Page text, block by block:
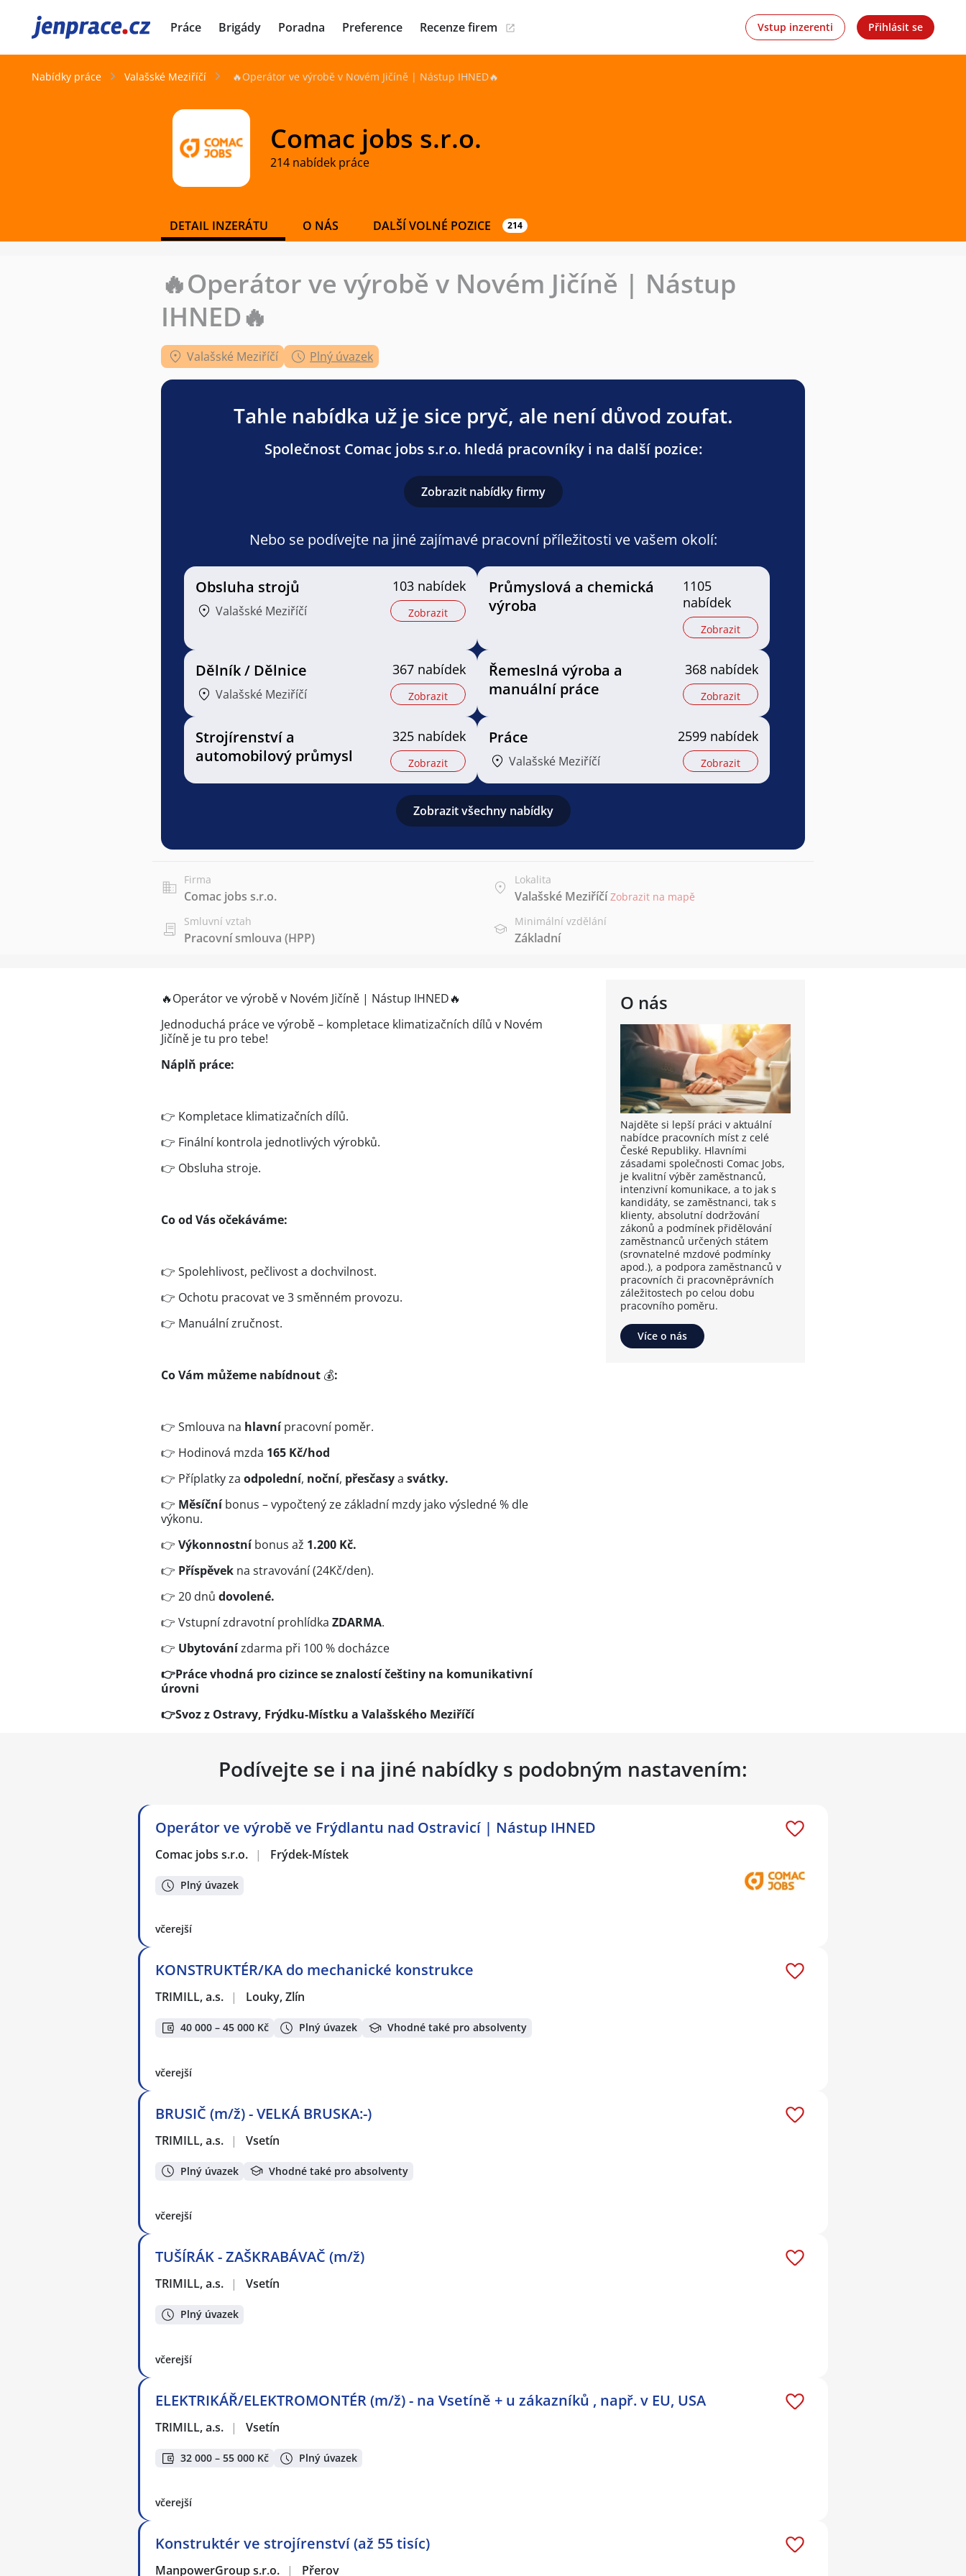
JenPráce.cz Práce Brigády Poradna Preference Recenze firem Vstup inzerenti Přihlásit se
Nabídky práce Valašské Meziříčí 🔥Operátor ve výrobě v Novém Jičíně | Nástup IHNED🔥
Comac jobs s.r.o.
214 nabídek práce
DETAIL INZERÁTU O NÁS DALŠÍ VOLNÉ POZICE 214
🔥Operátor ve výrobě v Novém Jičíně | Nástup
IHNED🔥
Valašské Meziříčí Plný úvazek
Tahle nabídka už je sice pryč, ale není důvod zoufat.
Společnost Comac jobs s.r.o. hledá pracovníky i na další pozice:
Zobrazit nabídky firmy
Nebo se podívejte na jiné zajímavé pracovní příležitosti ve vašem okolí:
Obsluha strojů
Valašské Meziříčí
103 nabídek
Zobrazit
Průmyslová a chemická
výroba
1105
nabídek
Zobrazit
Dělník / Dělnice
Valašské Meziříčí
367 nabídek
Zobrazit
Řemeslná výroba a
manuální práce
368 nabídek
Zobrazit
Strojírenství a
automobilový průmysl
325 nabídek
Zobrazit
Práce
Valašské Meziříčí
2599 nabídek
Zobrazit
Zobrazit všechny nabídky
Firma
Comac jobs s.r.o.
Lokalita
Valašské Meziříčí Zobrazit na mapě
Smluvní vztah
Pracovní smlouva (HPP)
Minimální vzdělání
Základní
O nás
Najděte si lepší práci v aktuální
nabídce pracovních míst z celé
České Republiky. Hlavními
zásadami společnosti Comac Jobs,
je kvalitní výběr zaměstnanců,
intenzivní komunikace, a to jak s
kandidáty, se zaměstnanci, tak s
klienty, absolutní dodržování
zákonů a podmínek přidělování
zaměstnanců určených státem
(srovnatelné mzdové podmínky
apod.), a podpora zaměstnanců v
pracovních či pracovněprávních
záležitostech po celou dobu
pracovního poměru.
Více o nás
🔥Operátor ve výrobě v Novém Jičíně | Nástup IHNED🔥
Jednoduchá práce ve výrobě – kompletace klimatizačních dílů v Novém
Jičíně je tu pro tebe!
Náplň práce:
👉 Kompletace klimatizačních dílů.
👉 Finální kontrola jednotlivých výrobků.
👉 Obsluha stroje.
Co od Vás očekáváme:
👉 Spolehlivost, pečlivost a dochvilnost.
👉 Ochotu pracovat ve 3 směnném provozu.
👉 Manuální zručnost.
Co Vám můžeme nabídnout 💰:
👉 Smlouva na hlavnípracovní poměr.
👉 Hodinová mzda 165 Kč/hod
👉 Příplatky za odpolední, noční, přesčasya svátky.
👉 Měsíčníbonus – vypočtený ze základní mzdy jako výsledné % dle
výkonu.
👉 Výkonnostníbonus až 1.200 Kč.
👉 Příspěvek na stravování (24Kč/den).
👉 20 dnů dovolené.
👉 Vstupní zdravotní prohlídka ZDARMA.
👉 Ubytovánízdarma při 100 % docházce
👉Práce vhodná pro cizince se znalostí češtiny na komunikativní
úrovni
👉Svoz z Ostravy, Frýdku-Místku a Valašského Meziříčí
Podívejte se i na jiné nabídky s podobným nastavením:
Operátor ve výrobě ve Frýdlantu nad Ostravicí | Nástup IHNED
Comac jobs s.r.o. | Frýdek-Místek
Plný úvazek
včerejší
KONSTRUKTÉR/KA do mechanické konstrukce
TRIMILL, a.s. | Louky, Zlín
40 000 – 45 000 Kč Plný úvazek Vhodné také pro absolventy
včerejší
BRUSIČ (m/ž) - VELKÁ BRUSKA:-)
TRIMILL, a.s. | Vsetín
Plný úvazek Vhodné také pro absolventy
včerejší
TUŠÍRÁK - ZAŠKRABÁVAČ (m/ž)
TRIMILL, a.s. | Vsetín
Plný úvazek
včerejší
ELEKTRIKÁŘ/ELEKTROMONTÉR (m/ž) - na Vsetíně + u zákazníků , např. v EU, USA
TRIMILL, a.s. | Vsetín
32 000 – 55 000 Kč Plný úvazek
včerejší
Konstruktér ve strojírenství (až 55 tisíc)
ManpowerGroup s.r.o. | Přerov